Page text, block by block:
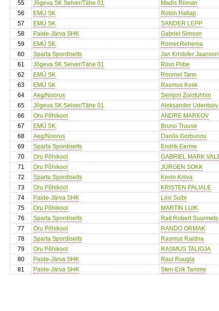
55
Jõgeva SK Selver/Tähe 01
Madis Riiman
56
EMÜ SK
Robin Hallap
57
EMÜ SK
SANDER LEPP
58
Paide-Järva SHK
Gabriel Simson
59
EMÜ SK
Romet Rehema
60
Sparta Spordiselts
Jan Kristofer Jaanson
61
Jõgeva SK Selver/Tähe 01
Riivo Piibe
62
EMÜ SK
Roomet Tann
63
EMÜ SK
Rasmus Kosk
64
Aeg/Noorus
Semjon Zolotuhhin
65
Jõgeva SK Selver/Tähe 01
Aleksander Udentsov
66
Oru Põhikool
ANDRE MARKOV
67
EMÜ SK
Bruno Truuse
68
Aeg/Noorus
Danila Gorbunov
69
Sparta Spordiselts
Endrik Eerme
70
Oru Põhikool
GABRIEL MARK
71
Oru Põhikool
JÜRGEN SOKK
72
Sparta Spordiselts
Kevin Kriiva
73
Oru Põhikool
KRISTEN PALIALE
74
Paide-Järva SHK
Liisi Sulbi
75
Oru Põhikool
MARTIN LUIK
76
Sparta Spordiselts
Rait Robert Suurmets
77
Oru Põhikool
RANDO ORMAK
78
Sparta Spordiselts
Rasmus Raidna
79
Oru Põhikool
RASMUS TALIOJA
80
Paide-Järva SHK
Raul Ruugla
81
Paide-Järva SHK Sten-Erik Tamme